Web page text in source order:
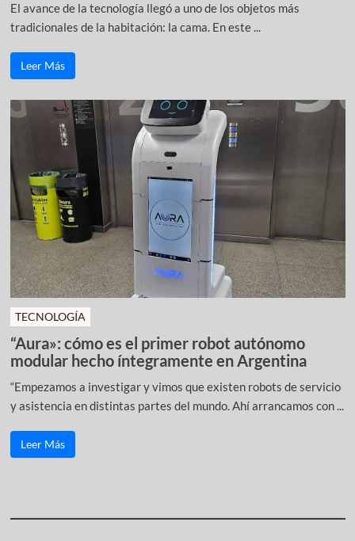
El avance de la tecnología llegó a uno de los objetos más
tradicionales de la habitación: la cama. En este ...
Leer Más
TECNOLOGÍA
“Aura»: cómo es el primer robot autónomo
modular hecho íntegramente en Argentina
“Empezamos a investigar y vimos que existen robots de servicio
y asistencia en distintas partes del mundo. Ahí arrancamos con ...
Leer Más